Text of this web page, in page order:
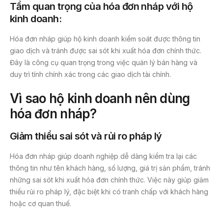
Tầm quan trọng của hóa đơn nháp với hộ
kinh doanh:
Hóa đơn nháp giúp hộ kinh doanh kiểm soát được thông tin
giao dịch và tránh được sai sót khi xuất hóa đơn chính thức.
Đây là công cụ quan trọng trong việc quản lý bán hàng và
duy trì tính chính xác trong các giao dịch tài chính.
Vì sao hộ kinh doanh nên dùng
hóa đơn nháp?
Giảm thiểu sai sót và rủi ro pháp lý
Hóa đơn nháp giúp doanh nghiệp dễ dàng kiểm tra lại các
thông tin như tên khách hàng, số lượng, giá trị sản phẩm, tránh
những sai sót khi xuất hóa đơn chính thức. Việc này giúp giảm
thiểu rủi ro pháp lý, đặc biệt khi có tranh chấp với khách hàng
hoặc cơ quan thuế.